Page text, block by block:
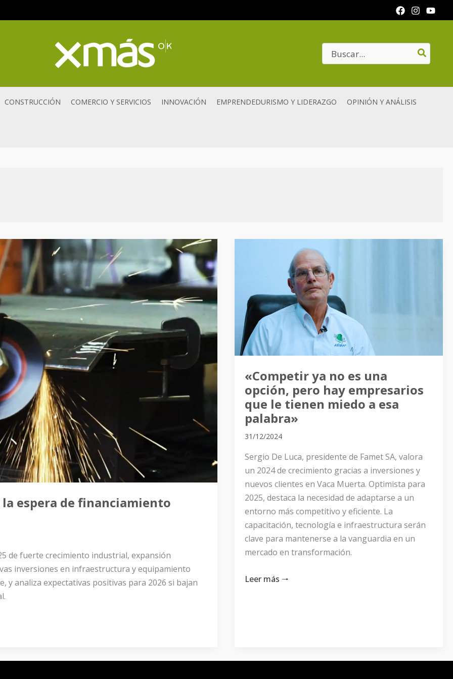
Search
for:
CONSTRUCCIÓN COMERCIO Y SERVICIOS INNOVACIÓN EMPRENDEDURISMO Y LIDERAZGO OPINIÓN Y ANÁLISIS
espera de financiamiento
de fuerte crecimiento industrial, expansión
inversiones en infraestructura y equipamiento
analiza expectativas positivas para 2026 si bajan
«Competir ya no es una
opción, pero hay empresarios
que le tienen miedo a esa
palabra»
31/12/2024
Sergio De Luca, presidente de Famet SA, valora
un 2024 de crecimiento gracias a inversiones y
nuevos clientes en Vaca Muerta. Optimista para
2025, destaca la necesidad de adaptarse a un
entorno más competitivo y eficiente. La
capacitación, tecnología e infraestructura serán
clave para mantenerse a la vanguardia en un
mercado en transformación.
una
opción,
pero
hay
empresarios
que
le
tienen
miedo
a
palabra»
Leer más 🠒